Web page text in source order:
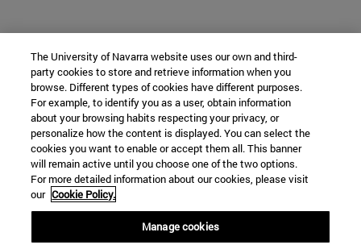
The University of Navarra website uses our own and third-
party cookies to store and retrieve information when you
browse. Different types of cookies have different purposes.
For example, to identify you as a user, obtain information
about your browsing habits respecting your privacy, or
personalize how the content is displayed. You can select the
cookies you want to enable or accept them all. This banner
will remain active until you choose one of the two options.
For more detailed information about our cookies, please visit
our Cookie Policy.
Manage cookies